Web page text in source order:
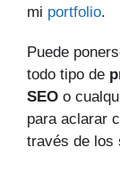
mi portfolio.
Puede
todo tipo de
SEO o
para aclarar
través de los